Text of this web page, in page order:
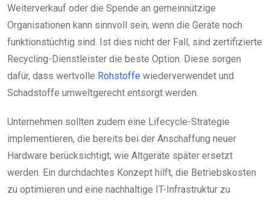
Weiterverkauf oder die Spende an gemeinnützige
Organisationen kann sinnvoll sein, wenn die Geräte noch
funktionstüchtig sind. Ist dies nicht der Fall, sind zertifizierte
Recycling-Dienstleister die beste Option. Diese sorgen
dafür, dass wertvolle Rohstoffe wiederverwendet und
Schadstoffe umweltgerecht entsorgt werden.
Unternehmen sollten zudem eine Lifecycle-Strategie
implementieren, die bereits bei der Anschaffung neuer
Hardware berücksichtigt, wie Altgeräte später ersetzt
werden. Ein durchdachtes Konzept hilft, die Betriebskosten
zu optimieren und eine nachhaltige IT-Infrastruktur zu